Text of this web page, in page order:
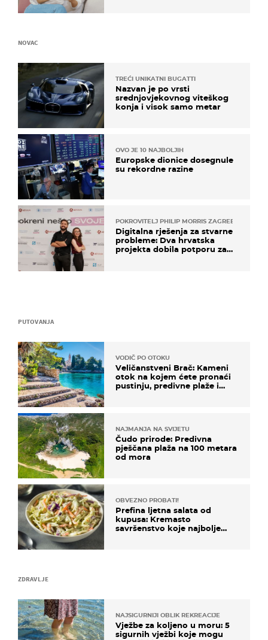
ZDRAVLJE
NAJSIGURNIJI OBLIK REKREACIJE
Vježbe za koljeno u moru: 5
sigurnih vježbi koje mogu
PUTOVANJA
VODIČ PO OTOKU
Veličanstveni Brač: Kameni
otok na kojem ćete pronaći
pustinju, predivne plaže i
NAJMANJA NA SVIJETU
Čudo prirode: Predivna
pješčana plaža na 100 metara
od mora
OBVEZNO PROBATI!
Prefina ljetna salata od
kupusa: Kremasto
savršenstvo koje najbolje
NOVAC
TREĆI UNIKATNI BUGATTI
Nazvan je po vrsti
srednjovjekovnog viteškog
konja i visok samo metar
OVO JE 10 NAJBOLJIH
Europske dionice dosegnule
su rekordne razine
POKROVITELJ PHILIP MORRIS ZAGREB
Digitalna rješenja za stvarne
probleme: Dva hrvatska
projekta dobila potporu za